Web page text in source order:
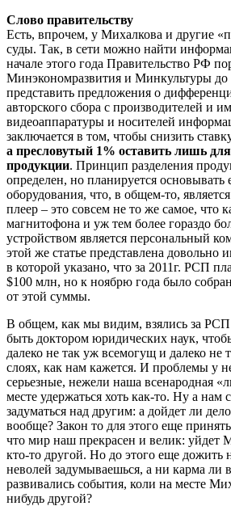
Слово правительству
Есть, впрочем, у Михалкова и другие
суды. Так, в сети можно найти
начале этого года Правительство РФ
Минэкономразвития и Минкультуры до
представить предложения о
авторского сбора с производителей и
видеоаппаратуры и носителей
заключается в том, чтобы снизить
а пресловутый 1% оставить лишь для
продукции. Принцип разделения
определен, но планируется основывать
оборудования, что, в общем-то,
плеер – это совсем не то же самое, что
магнитофона и уж тем более гораздо
устройством является персональный
этой же статье представлена довольно
в которой указано, что за 2011г. РСП
$100 млн, но к ноябрю года было
от этой суммы.
В общем, как мы видим, взялись за РСП
быть доктором юридических наук,
далеко не так уж всемогущ и далеко
слоях, как нам кажется. И проблемы у
серьезные, нежели наша всенародная
месте удержаться хоть как-то. Ну а нам
задуматься над другим: а дойдет ли
вообще? Закон то для этого еще
что мир наш прекрасен и велик: уйдет
кто-то другой. Но до этого еще дожить
неволей задумываешься, а ни карма ли
развивались события, коли на месте
нибудь другой?